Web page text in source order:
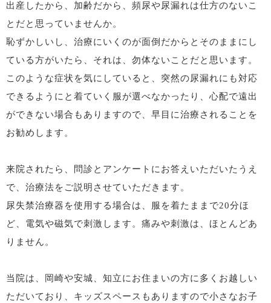
出産したから、加齢だから、頻尿や尿漏れは仕方のないこ
とだと思っていませんか。
恥ずかしいし、治療にいくのが面倒だからとそのままにし
ている方がいたら、それは、勿体ないことだと思います。
このような症状を気にしていると、突然の尿漏れにも対応
できるようにと着ていく服が選べなかったり、心配で遠出
ができない場合もありますので、早目に治療されることを
お勧めします。
来院されたら、問診とアンケートにお答えいただいたうえ
で、治療法をご説明させていただきます。
尿失禁治療器を使用する場合は、服を着たままで20分ほ
ど、電気や磁気で刺激します。痛みや刺激は、ほとんどあ
りません。
当院は、岡崎や安城、知立にお住まいの方に多くお越しい
ただいており、キッズスペースもありますので小さなお子